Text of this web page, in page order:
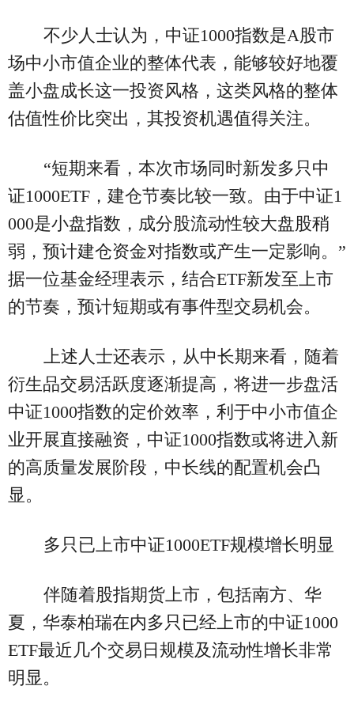
不少人士认为，中证1000指数是A股市
场中小市值企业的整体代表，能够较好地覆
盖小盘成长这一投资风格，这类风格的整体
估值性价比突出，其投资机遇值得关注。
“短期来看，本次市场同时新发多只中
证1000ETF，建仓节奏比较一致。由于中证1
000是小盘指数，成分股流动性较大盘股稍
弱，预计建仓资金对指数或产生一定影响。”
据一位基金经理表示，结合ETF新发至上市
的节奏，预计短期或有事件型交易机会。
上述人士还表示，从中长期来看，随着
衍生品交易活跃度逐渐提高，将进一步盘活
中证1000指数的定价效率，利于中小市值企
业开展直接融资，中证1000指数或将进入新
的高质量发展阶段，中长线的配置机会凸
显。
多只已上市中证1000ETF规模增长明显
伴随着股指期货上市，包括南方、华
夏，华泰柏瑞在内多只已经上市的中证1000
ETF最近几个交易日规模及流动性增长非常
明显。